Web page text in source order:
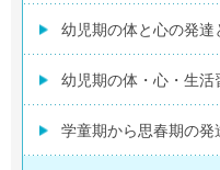
幼児期の体と心の発達
幼児期の体・心・生
学童期から思春期の発